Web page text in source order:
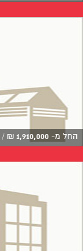
החל מ- 1,910,000
₪
/